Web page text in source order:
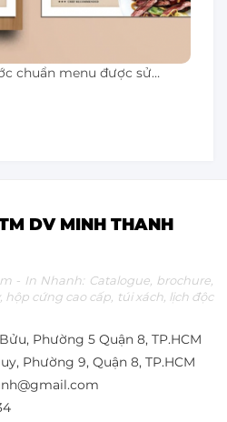
chuẩn menu được sử…
DV MINH THANH
- In Nhanh: Catalogue, brochure,
cứng cao cấp, túi xách, lịch độc
Phường 5 Quận 8, TP.HCM
Phường 9, Quận 8, TP.HCM